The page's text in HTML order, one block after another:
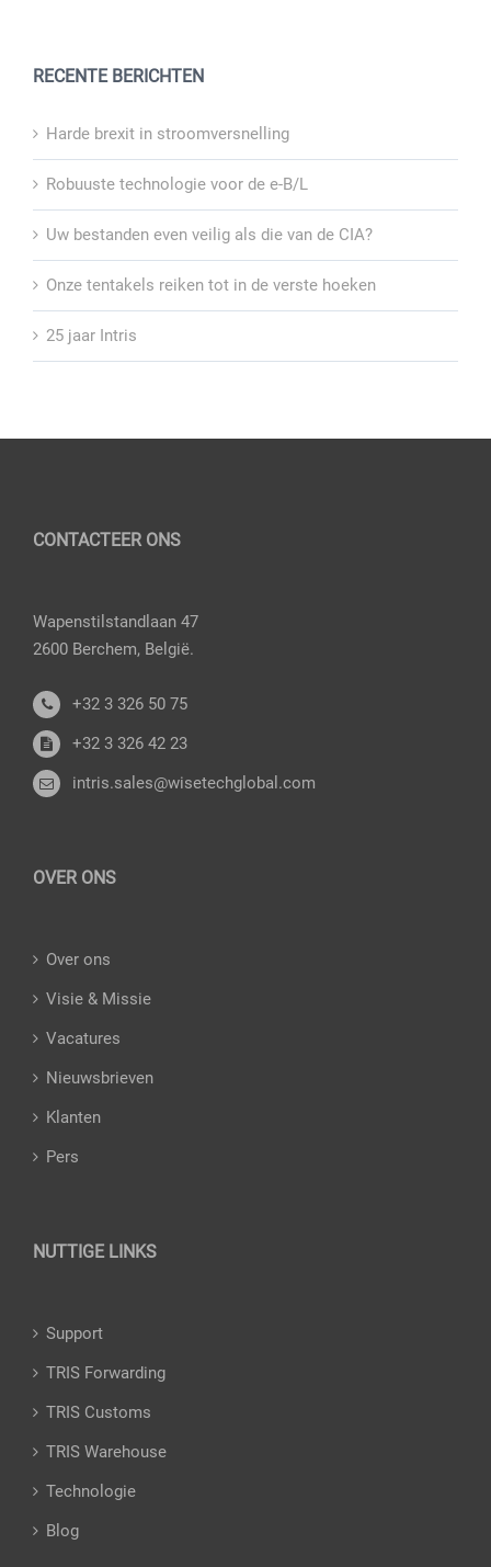
RECENTE BERICHTEN
Harde brexit in stroomversnelling
Robuuste technologie voor de e-B/L
Uw bestanden even veilig als die van de CIA?
Onze tentakels reiken tot in de verste hoeken
25 jaar Intris
CONTACTEER ONS
Wapenstilstandlaan 47
2600 Berchem, België.
+32 3 326 50 75
+32 3 326 42 23
intris.sales@wisetechglobal.com
OVER ONS
Over ons
Visie & Missie
Vacatures
Nieuwsbrieven
Klanten
Pers
NUTTIGE LINKS
Support
TRIS Forwarding
TRIS Customs
TRIS Warehouse
Technologie
Blog